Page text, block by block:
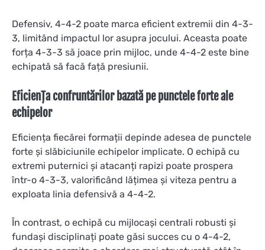
Defensiv, 4-4-2 poate marca eficient extremii din 4-3-
3, limitând impactul lor asupra jocului. Aceasta poate
forța 4-3-3 să joace prin mijloc, unde 4-4-2 este bine
echipată să facă față presiunii.
Eficiența confruntărilor bazată pe punctele forte ale
echipelor
Eficiența fiecărei formații depinde adesea de punctele
forte și slăbiciunile echipelor implicate. O echipă cu
extremi puternici și atacanți rapizi poate prospera
într-o 4-3-3, valorificând lățimea și viteza pentru a
exploata linia defensivă a 4-4-2.
În contrast, o echipă cu mijlocași centrali robusti și
fundași disciplinați poate găsi succes cu o 4-4-2,